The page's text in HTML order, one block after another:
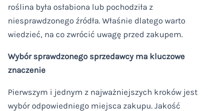
roślina była osłabiona lub pochodziła z
niesprawdzonego źródła. Właśnie dlatego warto
wiedzieć, na co zwrócić uwagę przed zakupem.
Wybór sprawdzonego sprzedawcy ma kluczowe
znaczenie
Pierwszym i jednym z najważniejszych kroków jest
wybór odpowiedniego miejsca zakupu. Jakość